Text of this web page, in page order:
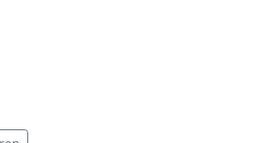
Lysaker og Sandvika.
friluftsliv blir skadelidende.